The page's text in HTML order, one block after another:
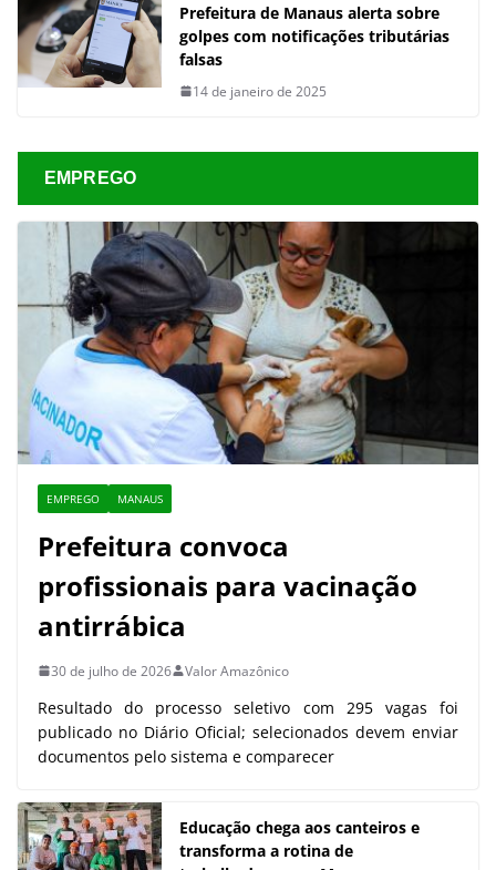
Prefeitura de Manaus alerta sobre
golpes com notificações tributárias
falsas
14 de janeiro de 2025
EMPREGO
EMPREGO MANAUS
Prefeitura convoca
profissionais para vacinação
antirrábica
30 de julho de 2026 Valor Amazônico
Resultado do processo seletivo com 295 vagas foi
publicado no Diário Oficial; selecionados devem enviar
documentos pelo sistema e comparecer
Educação chega aos canteiros e
transforma a rotina de